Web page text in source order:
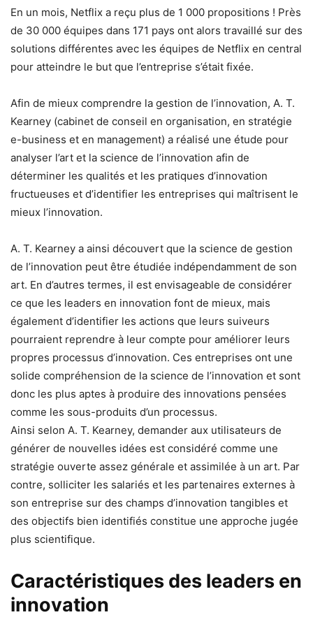
En un mois, Netflix a reçu plus de 1 000 propositions ! Près
de 30 000 équipes dans 171 pays ont alors travaillé sur des
solutions différentes avec les équipes de Netflix en central
pour atteindre le but que l’entreprise s’était fixée.
Afin de mieux comprendre la gestion de l’innovation, A. T.
Kearney (cabinet de conseil en organisation, en stratégie
e-business et en management) a réalisé une étude pour
analyser l’art et la science de l’innovation afin de
déterminer les qualités et les pratiques d’innovation
fructueuses et d’identifier les entreprises qui maîtrisent le
mieux l’innovation.
A. T. Kearney a ainsi découvert que la science de gestion
de l’innovation peut être étudiée indépendamment de son
art. En d’autres termes, il est envisageable de considérer
ce que les leaders en innovation font de mieux, mais
également d’identifier les actions que leurs suiveurs
pourraient reprendre à leur compte pour améliorer leurs
propres processus d’innovation. Ces entreprises ont une
solide compréhension de la science de l’innovation et sont
donc les plus aptes à produire des innovations pensées
comme les sous-produits d’un processus.
Ainsi selon A. T. Kearney, demander aux utilisateurs de
générer de nouvelles idées est considéré comme une
stratégie ouverte assez générale et assimilée à un art. Par
contre, solliciter les salariés et les partenaires externes à
son entreprise sur des champs d’innovation tangibles et
des objectifs bien identifiés constitue une approche jugée
plus scientifique.
Caractéristiques des leaders en
innovation